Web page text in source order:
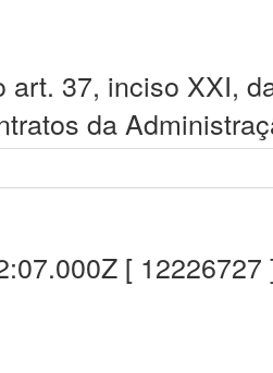
art. 37, inciso XXI,
da
[ 12226727